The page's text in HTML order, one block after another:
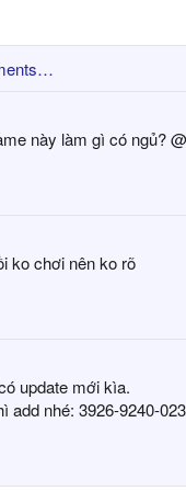
này làm gì có ngủ?
ko chơi nên ko rõ
update mới kìa.
add nhé: 3926-9240-